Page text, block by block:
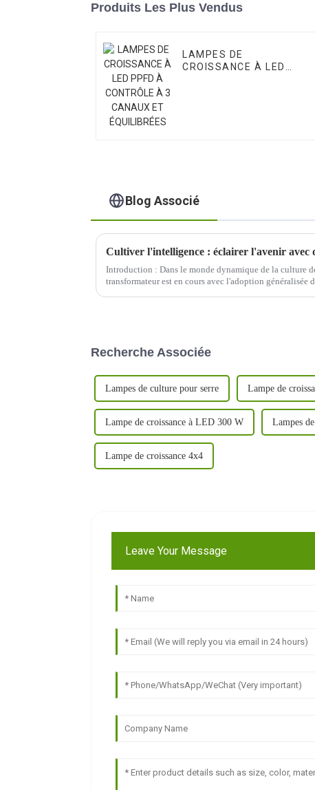
Produits Les Plus Vendus
LAMPES DE
CROISSANCE À LED
Blog Associé
Cultiver l'intelligence : éclairer l'avenir avec
Introduction : Dans le monde dynamique de la culture
transformateur est en cours avec l'adoption généralisée
Recherche Associée
Lampes de culture pour serre Lampe de
Lampe de croissance à LED 300 W Lampes
Lampe de croissance 4x4
Leave Your Message